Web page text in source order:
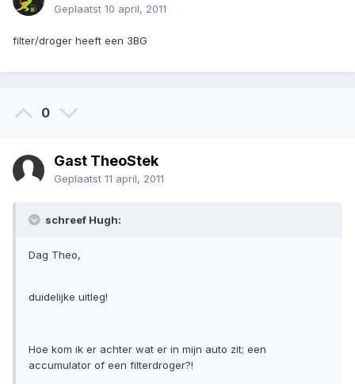
Geplaatst 10 april, 2011
filter/droger heeft een 3BG
0
Gast TheoStek
Geplaatst 11 april, 2011
schreef Hugh:
Dag Theo,
duidelijke uitleg!
Hoe kom ik er achter wat er in mijn auto zit; een
accumulator of een filterdroger?!